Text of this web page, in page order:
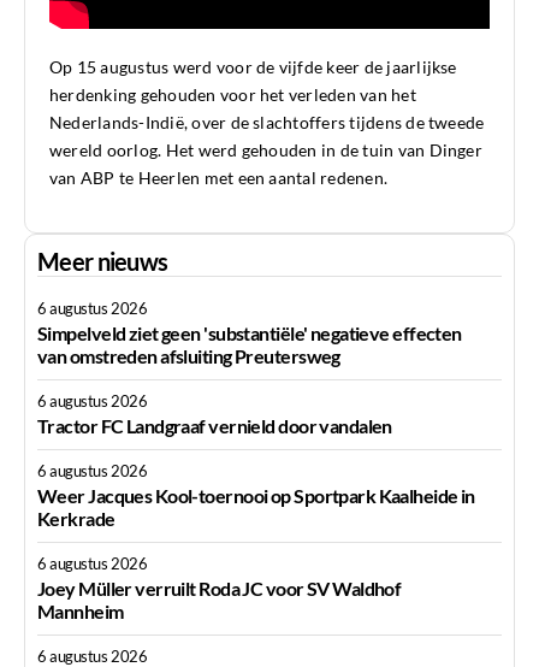
Op 15 augustus werd voor de vijfde keer de jaarlijkse
herdenking gehouden voor het verleden van het
Nederlands-Indië, over de slachtoffers tijdens de tweede
wereld oorlog. Het werd gehouden in de tuin van Dinger
van ABP te Heerlen met een aantal redenen.
Meer nieuws
6 augustus 2026
Simpelveld ziet geen 'substantiële' negatieve effecten
van omstreden afsluiting Preutersweg
6 augustus 2026
Tractor FC Landgraaf vernield door vandalen
6 augustus 2026
Weer Jacques Kool-toernooi op Sportpark Kaalheide in
Kerkrade
6 augustus 2026
Joey Müller verruilt Roda JC voor SV Waldhof
Mannheim
6 augustus 2026